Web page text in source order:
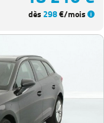
dès 298€/mois